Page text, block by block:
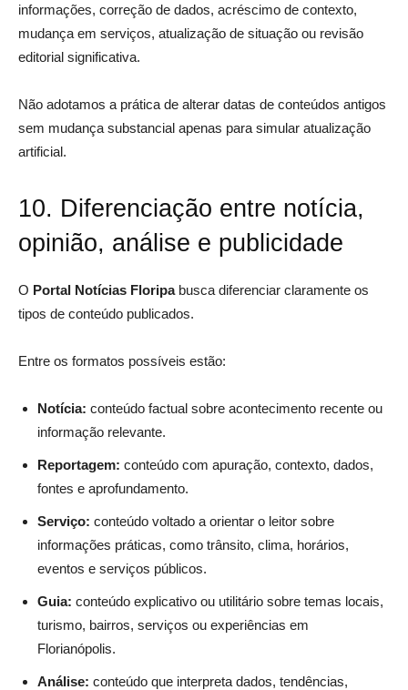
informações, correção de dados, acréscimo de contexto,
mudança em serviços, atualização de situação ou revisão
editorial significativa.
Não adotamos a prática de alterar datas de conteúdos antigos
sem mudança substancial apenas para simular atualização
artificial.
10. Diferenciação entre notícia,
opinião, análise e publicidade
O Portal Notícias Floripabusca diferenciar claramente os
tipos de conteúdo publicados.
Entre os formatos possíveis estão:
Notícia: conteúdo factual sobre acontecimento recente ou
informação relevante.
Reportagem: conteúdo com apuração, contexto, dados,
fontes e aprofundamento.
Serviço: conteúdo voltado a orientar o leitor sobre
informações práticas, como trânsito, clima, horários,
eventos e serviços públicos.
Guia: conteúdo explicativo ou utilitário sobre temas locais,
turismo, bairros, serviços ou experiências em
Florianópolis.
Análise: conteúdo que interpreta dados, tendências,